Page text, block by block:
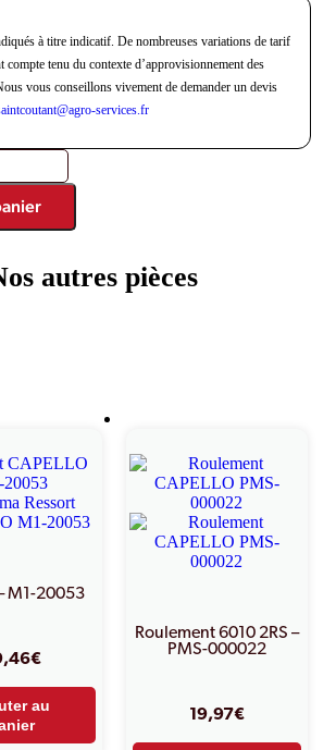
à titre indicatif. De nombreuses variations de tarif
compte tenu du contexte d’approvisionnement des
vous conseillons vivement de demander un devis
services.fr
autres pièces
M1-20053
€
au
Roulement 6010 2RS –
PMS-000022
19,97€